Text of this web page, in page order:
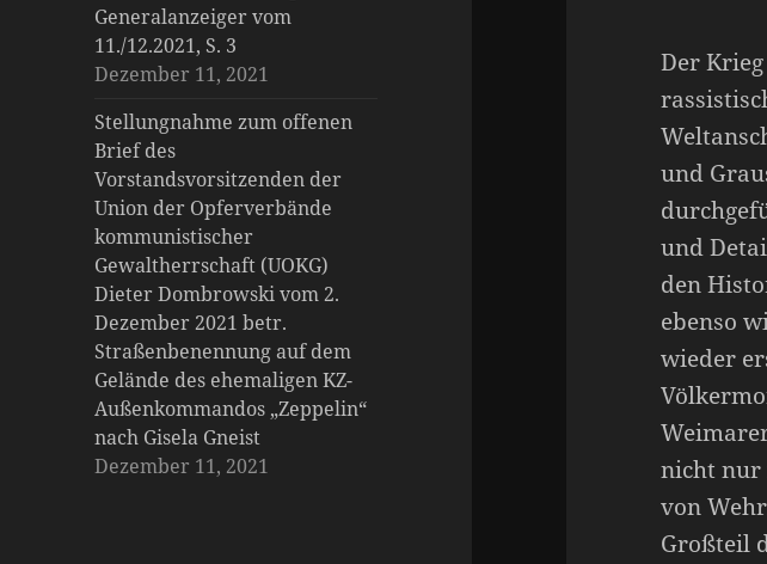
Generalanzeiger vom
11./12.2021, S. 3
Dezember 11, 2021
Stellungnahme zum offenen
Brief des
Vorstandsvorsitzenden der
Union der Opferverbände
kommunistischer
Gewaltherrschaft (UOKG)
Dieter Dombrowski vom 2.
Dezember 2021 betr.
Straßenbenennung auf dem
Gelände des ehemaligen KZ-
Außenkommandos „Zeppelin“
nach Gisela Gneist
Dezember 11, 2021
Der
und
und
den
ebenso
wieder
nicht nur
von
Großteil